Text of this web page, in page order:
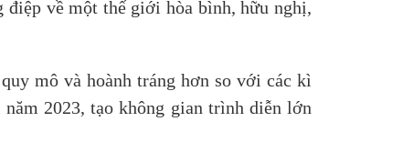
về một thế giới hòa bình, hữu nghị,
mô và hoành tráng hơn so với các kì
2023, tạo không gian trình diễn lớn